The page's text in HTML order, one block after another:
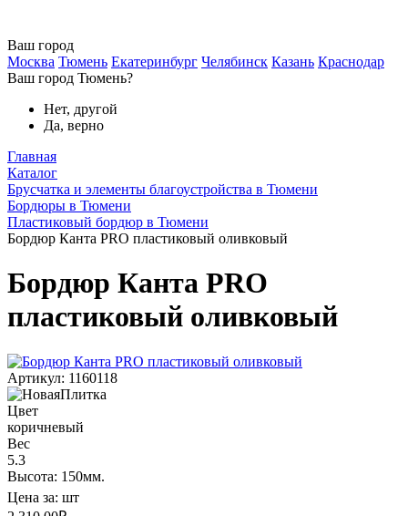
Ваш город
Москва Тюмень Екатеринбург Челябинск Казань Краснодар
Ваш город Тюмень?
Нет, другой
Да, верно
Главная
Каталог
Брусчатка и элементы благоустройства в Тюмени
Бордюры в Тюмени
Пластиковый бордюр в Тюмени
Бордюр Канта PRO пластиковый оливковый
Бордюр Канта PRO
пластиковый оливковый
Артикул: 1160118
Цвет
коричневый
Вес
5.3
Высота: 150мм.
Цена за: шт